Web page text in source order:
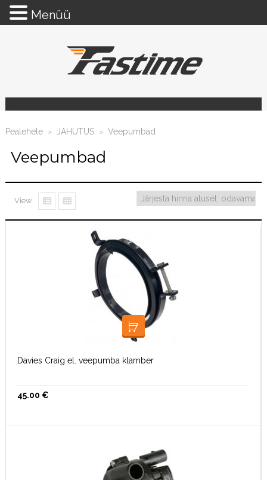
Pealehele > JAHUTUS > Veepumbad
Veepumbad
View
LISA KORVI
Davies Craig el. veepumba klamber
45.00 €
Menüü